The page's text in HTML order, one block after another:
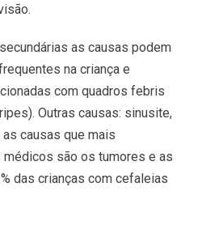
as causas podem
na criança e
com quadros febris
Outras causas: sinusite,
causas que mais
são os tumores e as
das crianças com cefaleias